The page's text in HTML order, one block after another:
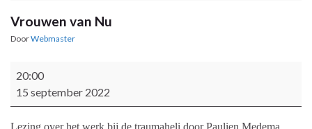
Vrouwen van Nu
DoorWebmaster
Vrouwen van Nu
20:00
15 september 2022